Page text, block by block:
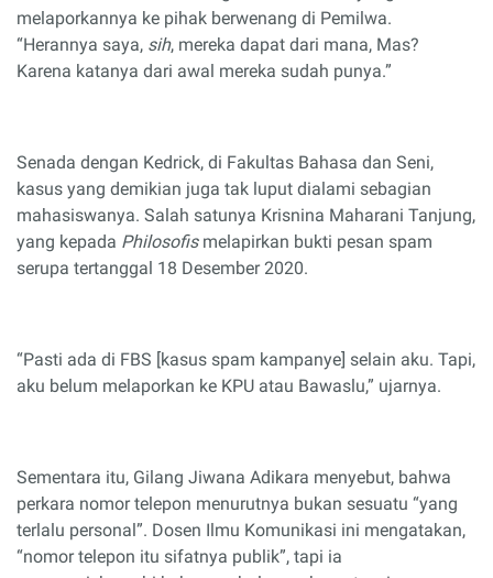
melaporkannya ke pihak berwenang di Pemilwa.
“Herannya saya, sih, mereka dapat dari mana, Mas?
Karena katanya dari awal mereka sudah punya.”
Senada dengan Kedrick, di Fakultas Bahasa dan Seni,
kasus yang demikian juga tak luput dialami sebagian
mahasiswanya. Salah satunya Krisnina Maharani Tanjung,
yang kepada Philosofismelapirkan bukti pesan spam
serupa tertanggal 18 Desember 2020.
“Pasti ada di FBS [kasus spam kampanye] selain aku. Tapi,
aku belum melaporkan ke KPU atau Bawaslu,” ujarnya.
Sementara itu, Gilang Jiwana Adikara menyebut, bahwa
perkara nomor telepon menurutnya bukan sesuatu “yang
terlalu personal”. Dosen Ilmu Komunikasi ini mengatakan,
“nomor telepon itu sifatnya publik”, tapi ia